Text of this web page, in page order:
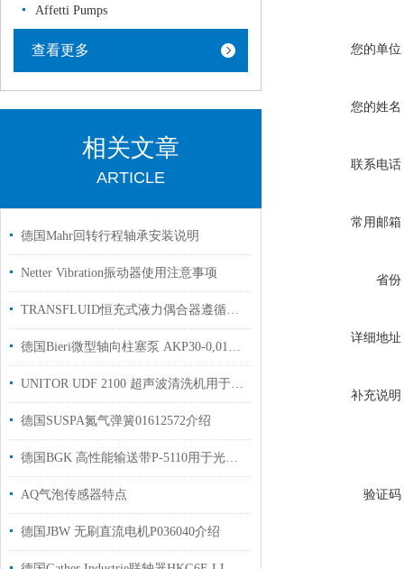
Affetti Pumps
查看更多
相关文章
ARTICLE
德国Mahr回转行程轴承安装说明
Netter Vibration振动器使用注意事项
TRANSFLUID恒充式液力偶合器遵循所有离心机的定律：
德国Bieri微型轴向柱塞泵 AKP30-0,016-300-V-A化工行业工厂现货
UNITOR UDF 2100 超声波清洗机用于滤芯清洗
德国SUSPA氮气弹簧01612572介绍
德国BGK 高性能输送带P-5110用于光纤行业使用
AQ气泡传感器特点
德国JBW 无刷直流电机P036040介绍
您的单位
您的姓名
联系电话
常用邮箱
省份
详细地址
补充说明
验证码